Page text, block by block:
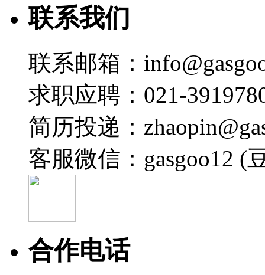
联系我们
联系邮箱：
求职应聘：021-
简历投递：
客服微信：gasgoo12 (
合作电话